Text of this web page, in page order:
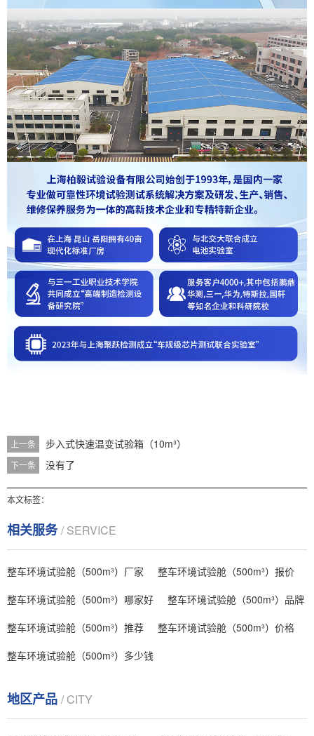
上一条 步入式快速温变试验箱（10m³）
下一条 没有了
本文标签：
相关服务/ SERVICE
整车环境试验舱（500m³）厂家
整车环境试验舱（500m³）报价
整车环境试验舱（500m³）哪家好
整车环境试验舱（500m³）品牌
整车环境试验舱（500m³）推荐
整车环境试验舱（500m³）价格
整车环境试验舱（500m³）多少钱
地区产品 / CITY